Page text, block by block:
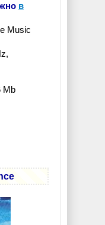
в
Music
Mb